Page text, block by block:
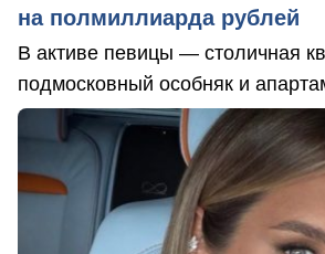
на полмиллиарда рублей
В активе певицы — столичная
подмосковный особняк и